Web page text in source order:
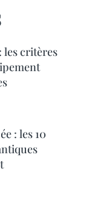
les critères
: les 10